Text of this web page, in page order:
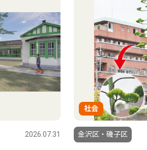
2026.07.31
社会
金沢区・磯子区